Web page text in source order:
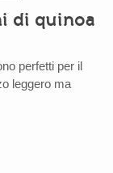
di quinoa
perfetti per il
leggero ma